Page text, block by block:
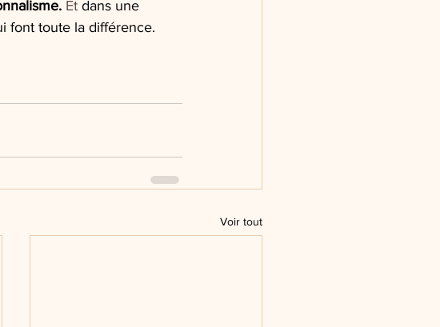
Et dans une
font toute la différence.
Voir tout